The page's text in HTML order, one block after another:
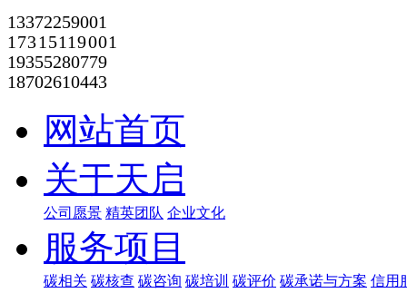
13372259001
17315119001
19355280779
18702610443
网站首页
关于天启
公司愿景 精英团队 企业文化
服务项目
碳相关 碳核查 碳咨询 碳培训 碳评价 碳承诺与方案 信用